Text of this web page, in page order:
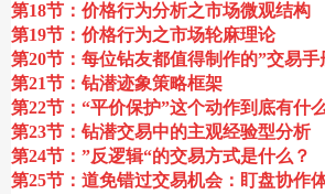
第18节：价格行为分析之市场微观结构
第19节：价格行为之市场轮麻理论
第20节：每位钻友都值得制作的”交易手
第21节：钻潜迹象策略框架
第22节：“平价保护”这个动作到底有什
第23节：钻潜交易中的主观经验型分析
第24节：”反逻辑“的交易方式是什么？
第25节：道免错过交易机会：盯盘协作